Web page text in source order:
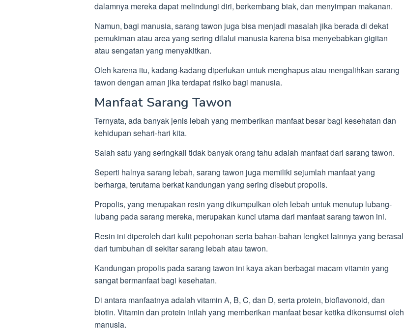
dalamnya mereka dapat melindungi diri, berkembang biak, dan menyimpan makanan.
Namun, bagi manusia, sarang tawon juga bisa menjadi masalah jika berada di dekat
pemukiman atau area yang sering dilalui manusia karena bisa menyebabkan gigitan
atau sengatan yang menyakitkan.
Oleh karena itu, kadang-kadang diperlukan untuk menghapus atau mengalihkan sarang
tawon dengan aman jika terdapat risiko bagi manusia.
Manfaat Sarang Tawon
Ternyata, ada banyak jenis lebah yang memberikan manfaat besar bagi kesehatan dan
kehidupan sehari-hari kita.
Salah satu yang seringkali tidak banyak orang tahu adalah manfaat dari sarang tawon.
Seperti halnya sarang lebah, sarang tawon juga memiliki sejumlah manfaat yang
berharga, terutama berkat kandungan yang sering disebut propolis.
Propolis, yang merupakan resin yang dikumpulkan oleh lebah untuk menutup lubang-
lubang pada sarang mereka, merupakan kunci utama dari manfaat sarang tawon ini.
Resin ini diperoleh dari kulit pepohonan serta bahan-bahan lengket lainnya yang berasal
dari tumbuhan di sekitar sarang lebah atau tawon.
Kandungan propolis pada sarang tawon ini kaya akan berbagai macam vitamin yang
sangat bermanfaat bagi kesehatan.
Di antara manfaatnya adalah vitamin A, B, C, dan D, serta protein, bioflavonoid, dan
biotin. Vitamin dan protein inilah yang memberikan manfaat besar ketika dikonsumsi oleh
manusia.